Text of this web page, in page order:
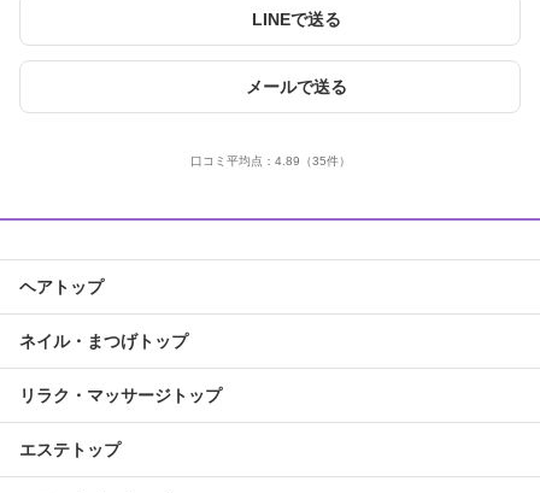
LINEで送る
メールで送る
口コミ平均点： 4.89 （35件）
ヘアトップ
ネイル・まつげトップ
リラク・マッサージトップ
エステトップ